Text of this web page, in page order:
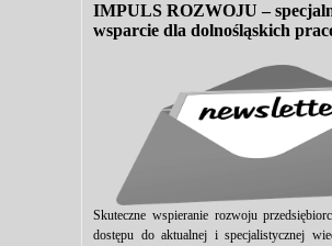
IMPULS ROZWOJU –
wsparcie dla dolnośląskich
Skuteczne wspieranie rozwoju
dostępu do aktualnej i specjalistycznej